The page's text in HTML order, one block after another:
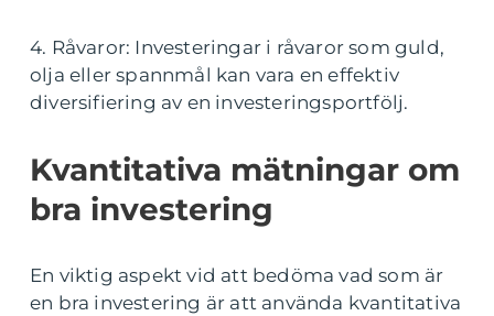
4. Råvaror: Investeringar i råvaror som guld,
olja eller spannmål kan vara en effektiv
diversifiering av en investeringsportfölj.
Kvantitativa mätningar om
bra investering
En viktig aspekt vid att bedöma vad som är
en bra investering är att använda kvantitativa